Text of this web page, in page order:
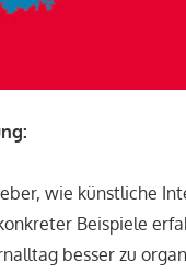
wie künstliche
Beispiele
besser zu